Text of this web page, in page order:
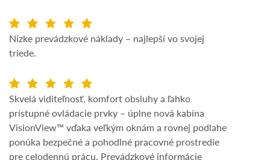
Nízke prevádzkové náklady – najlepší vo svojej
triede.
Skvelá viditeľnosť, komfort obsluhy a ľahko
prístupné ovládacie prvky – úplne nová kabína
VisionView™ vďaka veľkým oknám a rovnej podlahe
ponúka bezpečné a pohodlné pracovné prostredie
pre celodennú prácu. Prevádzkové informácie